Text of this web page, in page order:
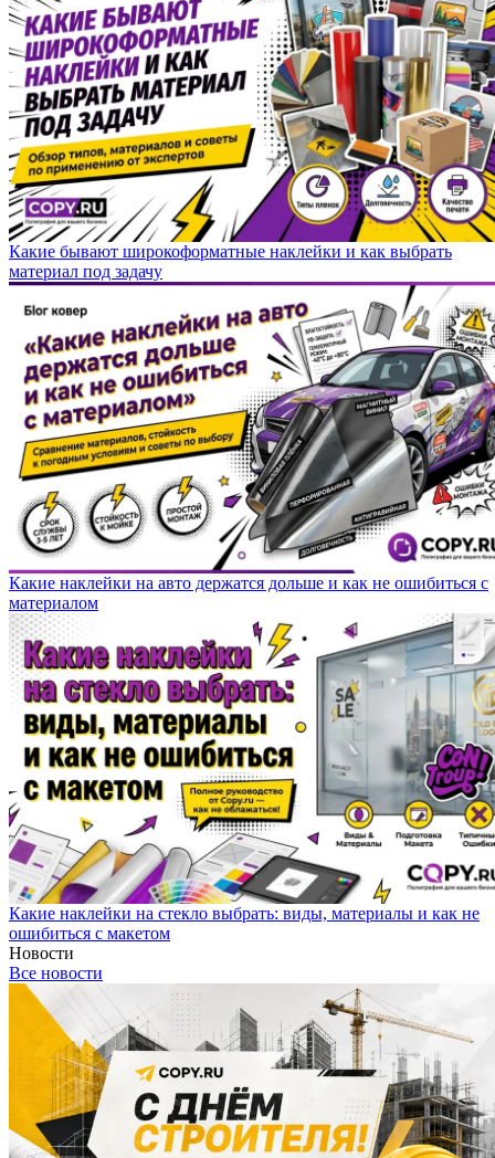
Какие бывают широкоформатные наклейки и как выбрать
материал под задачу
Какие наклейки на авто держатся дольше и как не ошибиться с
материалом
Какие наклейки на стекло выбрать: виды, материалы и как не
ошибиться с макетом
Новости
Все новости